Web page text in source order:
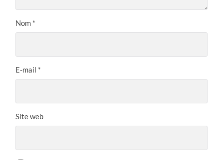
Nom *
E-mail *
Site web